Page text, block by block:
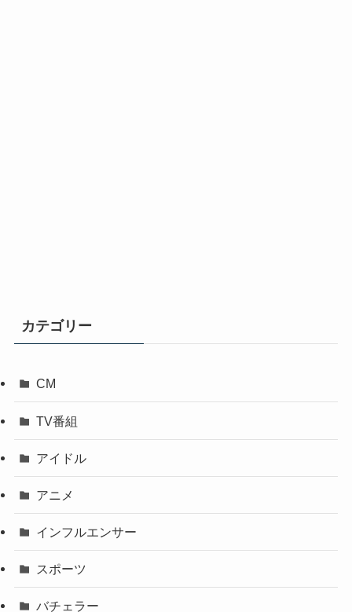
カテゴリー
CM
TV番組
アイドル
アニメ
インフルエンサー
スポーツ
バチェラー